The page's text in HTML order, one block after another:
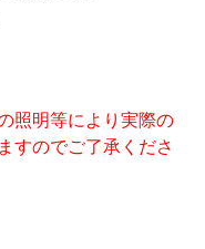
照明等により実際の
すのでご了承くださ